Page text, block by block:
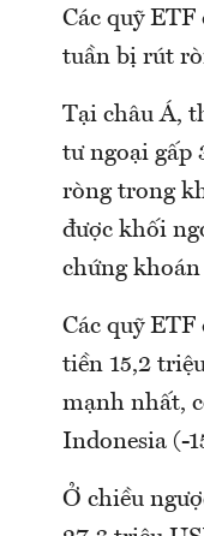
Các quỹ
tuần bị rút
Tại châu Á,
tư ngoại gấp
ròng trong
được khối
chứng
Các quỹ
tiền 15,2
mạnh nhất,
Indonesia (-
Ở chiều